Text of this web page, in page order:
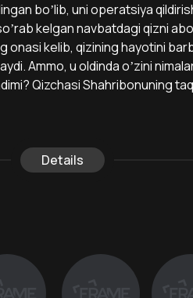
boʼlib, uni operatsiya
kelgan navbatdagi qizni
onasi kelib, qizining hayotini
Аmmo, u oldinda oʼzini
Qizchasi Shahribonuning
Details